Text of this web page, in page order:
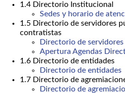
1.4 Directorio Institucional
Sedes y horario de
1.5 Directorio de servidores
contratistas
Directorio de
Apertura Agendas
1.6 Directorio de entidades
Directorio de entidades
1.7 Directorio de
Directorio de